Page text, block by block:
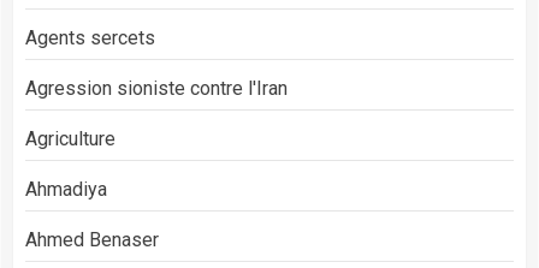
Agents sercets
Agression sioniste contre l'Iran
Agriculture
Ahmadiya
Ahmed Benaser